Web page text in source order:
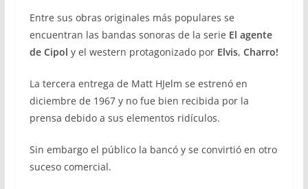
Entre sus obras originales más populares se
encuentran las bandas sonoras de la serie El agente
de Cipol y el western protagonizado por Elvis, Charro!
La tercera entrega de Matt HJelm se estrenó en
diciembre de 1967 y no fue bien recibida por la
prensa debido a sus elementos ridículos.
Sin embargo el público la bancó y se convirtió en otro
suceso comercial.